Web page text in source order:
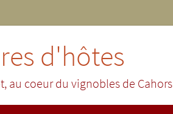
d'hôtes
au coeur du vignobles de Cahors